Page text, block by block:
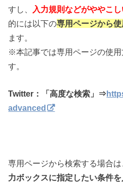
すし、
入力規則などがややこ
的には以下の専用ページから
ます。
※本記事では専用ページの使用
す。
Twitter：「高度な検索」⇒
advanced
専用ページから検索する場合
力ボックスに指定したい条件を